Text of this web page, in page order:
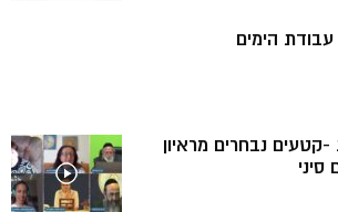
הימים
קטעים נבחרים מראיון